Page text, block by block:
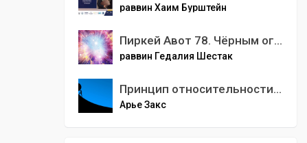
раввин Хаим Бурштейн
Пиркей Авот 78. Чёрным огнём по белому огню… Глава 5. Мишна 22. Глава 6. Мишна 1.
раввин Гедалия Шестак
Принцип относительности - урок 5 - канун 9 Ава
Арье Закс